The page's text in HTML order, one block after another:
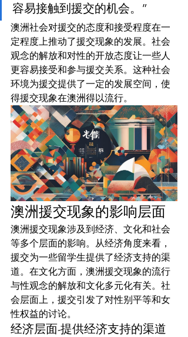
容易接触到援交的机会。”
澳洲社会对援交的态度和接受程度在一
定程度上推动了援交现象的发展。社会
观念的解放和对性的开放态度让一些人
更容易接受和参与援交关系。这种社会
环境为援交提供了一定的发展空间，使
得援交现象在澳洲得以流行。
澳洲援交现象的影响层面
澳洲援交现象涉及到经济、文化和社会
等多个层面的影响。从经济角度来看，
援交为一些留学生提供了经济支持的渠
道。在文化方面，澳洲援交现象的流行
与性观念的解放和文化多元化有关。社
会层面上，援交引发了对性别平等和女
性权益的讨论。
经济层面-提供经济支持的渠道